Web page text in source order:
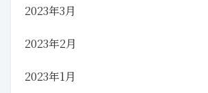
2023年3月
2023年2月
2023年1月